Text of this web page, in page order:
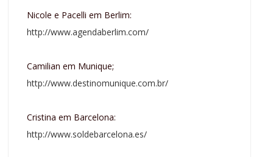
Nicole e Pacelli em Berlim:
http://www.agendaberlim.com/
Camilian em Munique;
http://www.destinomunique.com.br/
Cristina em Barcelona:
http://www.soldebarcelona.es/